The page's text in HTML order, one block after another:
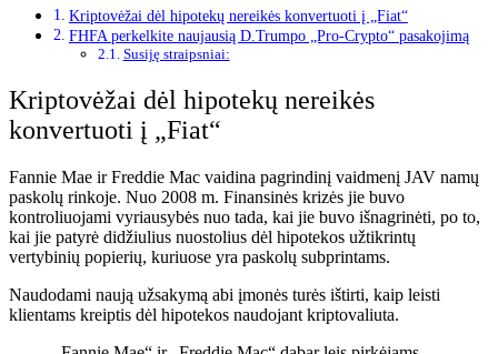
Kriptovėžai dėl hipotekų nereikės konvertuoti į „Fiat“
FHFA perkelkite naujausią D.Trumpo „Pro-Crypto“ pasakojimą
Susiję straipsniai:
Kriptovėžai dėl hipotekų nereikės
konvertuoti į „Fiat“
Fannie Mae ir Freddie Mac vaidina pagrindinį vaidmenį JAV namų
paskolų rinkoje. Nuo 2008 m. Finansinės krizės jie buvo
kontroliuojami vyriausybės nuo tada, kai jie buvo išnagrinėti, po to,
kai jie patyrė didžiulius nuostolius dėl hipotekos užtikrintų
vertybinių popierių, kuriuose yra paskolų subprintams.
Naudodami naują užsakymą abi įmonės turės ištirti, kaip leisti
klientams kreiptis dėl hipotekos naudojant kriptovaliuta.